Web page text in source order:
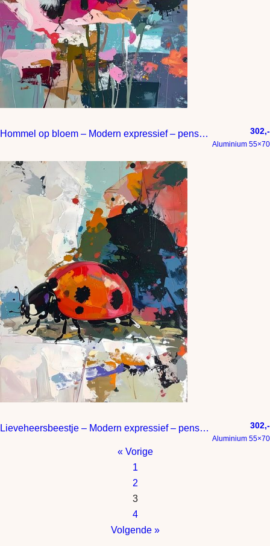
Hommel op bloem – Modern expressief – penseelstreken en abstracte kleurige vlakken 302,-
Aluminium 55×70
Lieveheersbeestje – Modern expressief – penseelstreken en abstracte kleurige vlakken 302,-
Aluminium 55×70
« Vorige
1
2
3
4
Volgende »